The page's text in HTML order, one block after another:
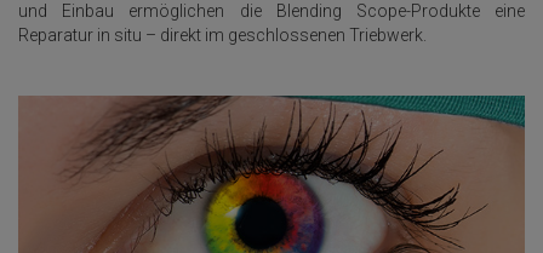
und Einbau ermöglichen die Blending Scope-Produkte eine
Reparatur in situ – direkt im geschlossenen Triebwerk.